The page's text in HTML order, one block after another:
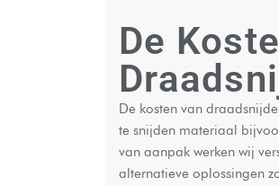
De
De kosten van
te snijden materiaal
van aanpak werken wij
alternatieve oplossingen